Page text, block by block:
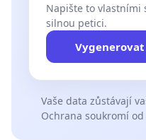
Napište to vlastními
silnou petici.
Vaše data zůstávají
Ochrana soukromí